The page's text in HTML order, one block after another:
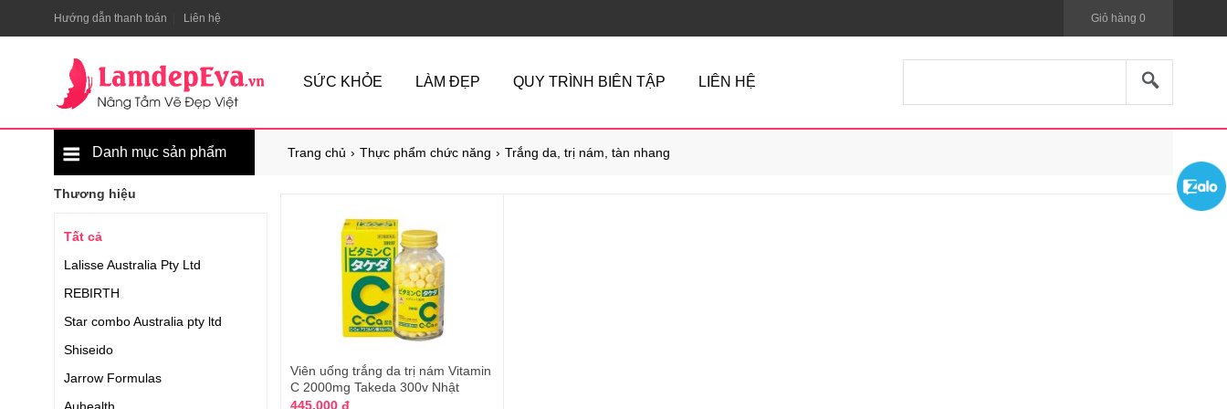
Hướng dẫn thanh toán Liên hệ Giỏ hàng 0
SỨC KHỎE LÀM ĐẸP QUY TRÌNH BIÊN TẬP LIÊN HỆ
Trang chủ Thực phẩm chức năng Trắng da, trị nám, tàn nhang
Danh mục sản phẩm
Thương hiệu
Tất cả
Lalisse Australia Pty Ltd
REBIRTH
Star combo Australia pty ltd
Shiseido
Jarrow Formulas
Viên uống trắng da trị nám Vitamin
C 2000mg Takeda 300v Nhật
445.000 đ